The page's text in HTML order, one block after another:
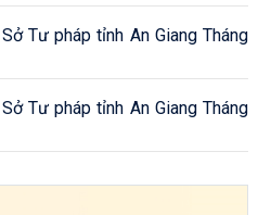
Tư pháp tỉnh An Giang Tháng
Tư pháp tỉnh An Giang Tháng